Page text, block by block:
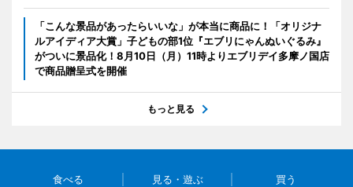
「こんな景品があったらいいな」が本当に商品に！「オリジナ
ルアイディア大賞」子どもの部1位『エブリにゃんぬいぐるみ』
がついに景品化！8月10日（月）11時よりエブリデイ多摩ノ国店
で商品贈呈式を開催
もっと見る
食べる 見る・遊ぶ 買う